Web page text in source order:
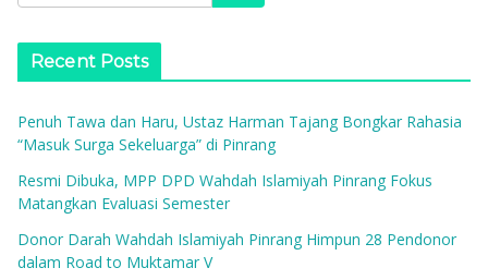
Recent Posts
Penuh Tawa dan Haru, Ustaz Harman Tajang Bongkar Rahasia
“Masuk Surga Sekeluarga” di Pinrang
Resmi Dibuka, MPP DPD Wahdah Islamiyah Pinrang Fokus
Matangkan Evaluasi Semester
Donor Darah Wahdah Islamiyah Pinrang Himpun 28 Pendonor
dalam Road to Muktamar V